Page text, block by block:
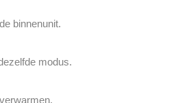
binnenunit.
modus.